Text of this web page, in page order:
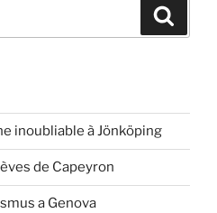
inoubliable à Jönköping
de Capeyron
a Genova